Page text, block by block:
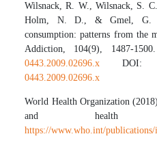
Wilsnack, R. W., Wilsnack, S.
Holm, N. D., & Gmel, G.
consumption: patterns from the
Addiction, 104(9), 1487-
0443.2009.02696.x
0443.2009.02696.x
World Health Organization
and health
https://www.who.int/